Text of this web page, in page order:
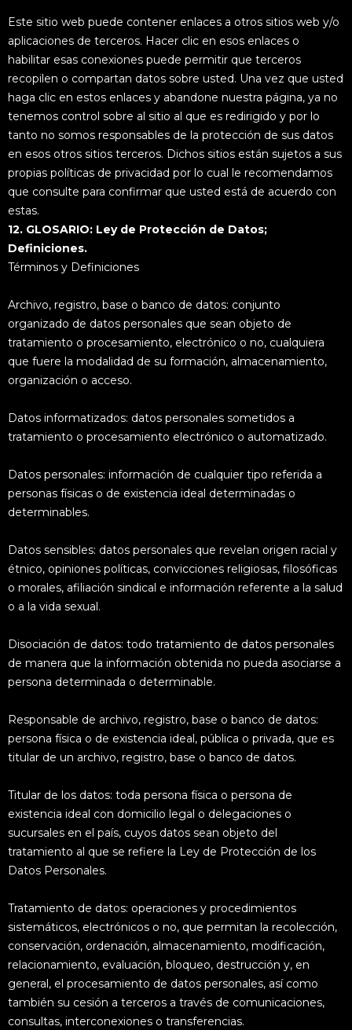
Este sitio web puede contener enlaces a otros sitios web y/o
aplicaciones de terceros. Hacer clic en esos enlaces o
habilitar esas conexiones puede permitir que terceros
recopilen o compartan datos sobre usted. Una vez que usted
haga clic en estos enlaces y abandone nuestra página, ya no
tenemos control sobre al sitio al que es redirigido y por lo
tanto no somos responsables de la protección de sus datos
en esos otros sitios terceros. Dichos sitios están sujetos a sus
propias políticas de privacidad por lo cual le recomendamos
que consulte para confirmar que usted está de acuerdo con
estas.
12. GLOSARIO: Ley de Protección de Datos;
Definiciones.
Términos y Definiciones
Archivo, registro, base o banco de datos: conjunto
organizado de datos personales que sean objeto de
tratamiento o procesamiento, electrónico o no, cualquiera
que fuere la modalidad de su formación, almacenamiento,
organización o acceso.
Datos informatizados: datos personales sometidos a
tratamiento o procesamiento electrónico o automatizado.
Datos personales: información de cualquier tipo referida a
personas físicas o de existencia ideal determinadas o
determinables.
Datos sensibles: datos personales que revelan origen racial y
étnico, opiniones políticas, convicciones religiosas, filosóficas
o morales, afiliación sindical e información referente a la salud
o a la vida sexual.
Disociación de datos: todo tratamiento de datos personales
de manera que la información obtenida no pueda asociarse a
persona determinada o determinable.
Responsable de archivo, registro, base o banco de datos:
persona física o de existencia ideal, pública o privada, que es
titular de un archivo, registro, base o banco de datos.
Titular de los datos: toda persona física o persona de
existencia ideal con domicilio legal o delegaciones o
sucursales en el país, cuyos datos sean objeto del
tratamiento al que se refiere la Ley de Protección de los
Datos Personales.
Tratamiento de datos: operaciones y procedimientos
sistemáticos, electrónicos o no, que permitan la recolección,
conservación, ordenación, almacenamiento, modificación,
relacionamiento, evaluación, bloqueo, destrucción y, en
general, el procesamiento de datos personales, así como
también su cesión a terceros a través de comunicaciones,
consultas, interconexiones o transferencias.